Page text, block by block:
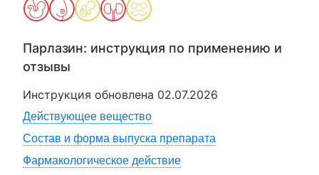
Парлазин: инструкция по применению и
отзывы
Инструкция обновлена 02.07.2026
Действующее вещество
Состав и форма выпуска препарата
Фармакологическое действие